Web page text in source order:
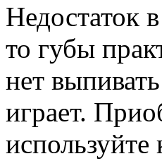
Недостаток
то губы
нет
играет.